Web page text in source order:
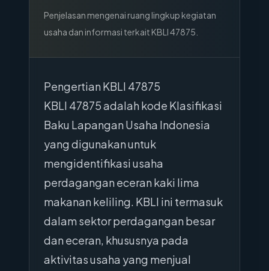
Penjelasan mengenai ruang lingkup kegiatan
usaha dan informasi terkait KBLI47875
Pengertian KBLI 47875
KBLI 47875 adalah kode Klasifikasi
Baku Lapangan Usaha Indonesia
yang digunakan untuk
mengidentifikasi usaha
perdagangan eceran kaki lima
makanan keliling. KBLI ini termasuk
dalam sektor perdagangan besar
dan eceran, khususnya pada
aktivitas usaha yang menjual